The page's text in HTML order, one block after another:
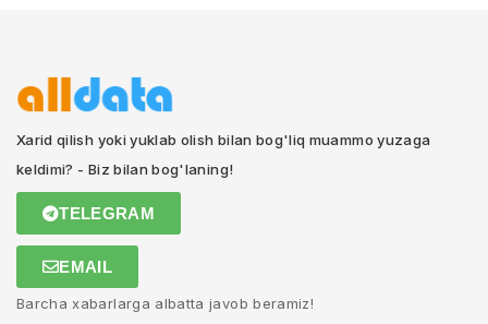
Xarid qilish yoki yuklab olish bilan bog'liq muammo yuzaga
keldimi? - Biz bilan bog'laning!
TELEGRAM
EMAIL
Barcha xabarlarga albatta javob beramiz!